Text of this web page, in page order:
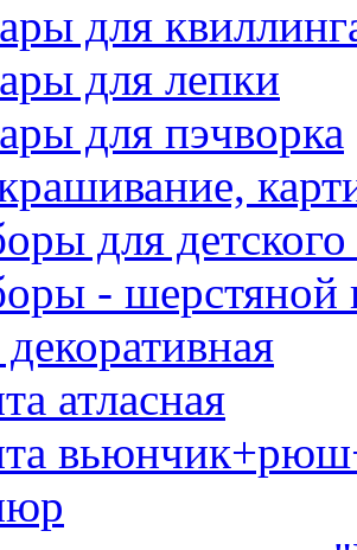
для
для лепки
для пэчворка
для
- шерстяной
атласная